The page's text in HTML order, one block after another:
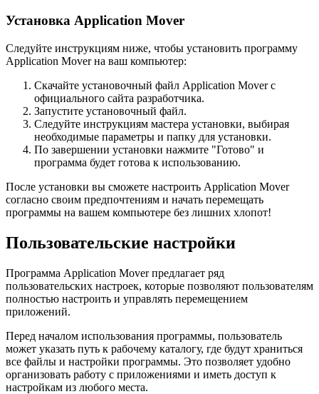
Установка Application Mover
Следуйте инструкциям ниже, чтобы установить программу
Application Mover на ваш компьютер:
Скачайте установочный файл Application Mover с
официального сайта разработчика.
Запустите установочный файл.
Следуйте инструкциям мастера установки, выбирая
необходимые параметры и папку для установки.
По завершении установки нажмите "Готово" и
программа будет готова к использованию.
После установки вы сможете настроить Application Mover
согласно своим предпочтениям и начать перемещать
программы на вашем компьютере без лишних хлопот!
Пользовательские настройки
Программа Application Mover предлагает ряд
пользовательских настроек, которые позволяют пользователям
полностью настроить и управлять перемещением
приложений.
Перед началом использования программы, пользователь
может указать путь к рабочему каталогу, где будут храниться
все файлы и настройки программы. Это позволяет удобно
организовать работу с приложениями и иметь доступ к
настройкам из любого места.